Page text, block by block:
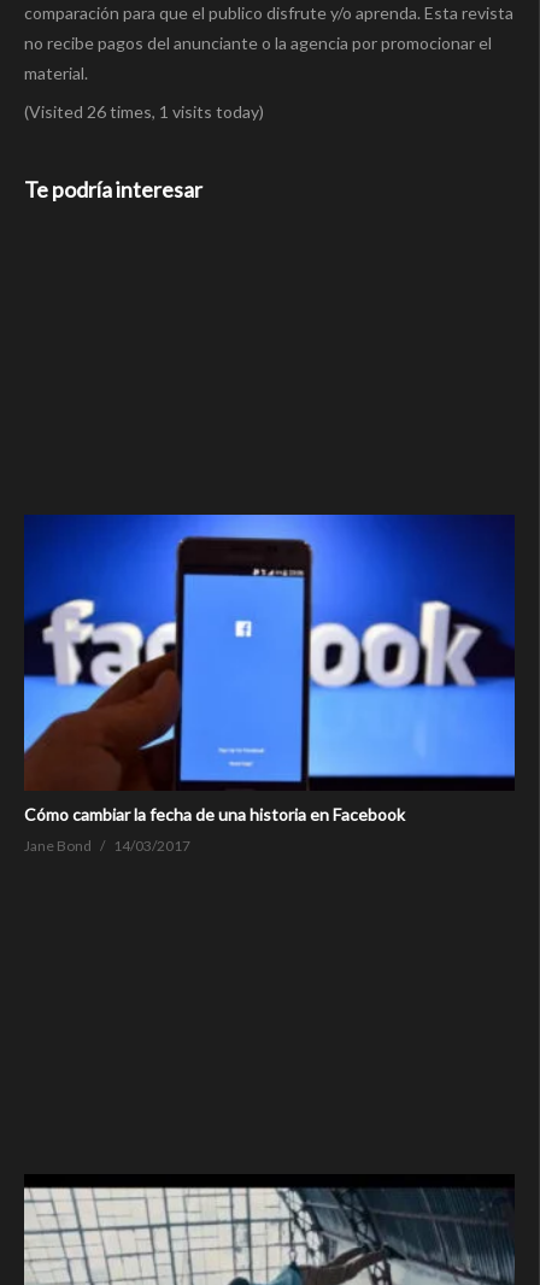
comparación para que el publico disfrute y/o aprenda. Esta revista
no recibe pagos del anunciante o la agencia por promocionar el
material.
(Visited 26 times, 1 visits today)
Te podría interesar
Cómo cambiar la fecha de una historia en Facebook
Jane Bond 14/03/2017